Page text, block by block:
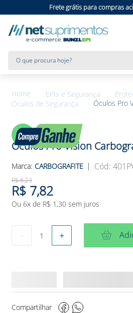
Frete grátis para compras
EPIs e Segurança
Óculos de Segurança
Óculos Pro
5%
OFF
Óculos Pro Vision
CARBOGRAFITE :
R$8,23
R$ 7,82
Ou 6x de R$ 1 ,30 sem juros
＋
Compartilhar